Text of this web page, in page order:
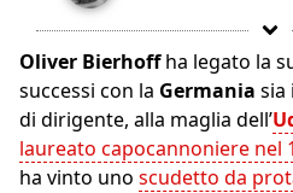
Oliver Bierhoffha legato la
successi con la Germania sia
di dirigente, alla maglia dell’
laureato capocannoniere nel
ha vinto uno scudetto da